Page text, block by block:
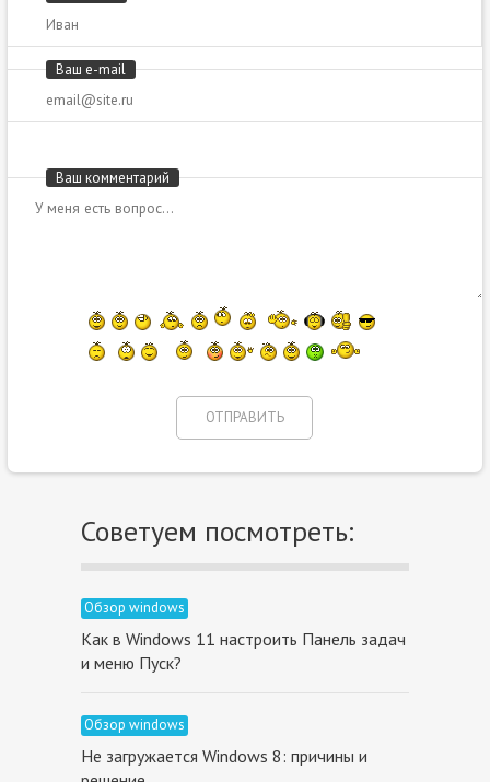
Ваш e-mail
Ваш комментарий
Советуем посмотреть:
Обзор windows
Как в Windows 11 настроить Панель задач
и меню Пуск?
Обзор windows
Не загружается Windows 8: причины и